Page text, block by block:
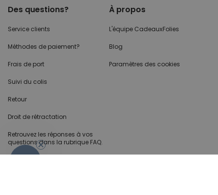
Des questions?
Service clients
Méthodes de paiement?
Frais de port
Suivi du colis
Retour
Droit de rétractation
Retrouvez les réponses à vos
questions dans la rubrique FAQ.
À propos
L'équipe CadeauxFolies
Blog
Paramètres des cookies